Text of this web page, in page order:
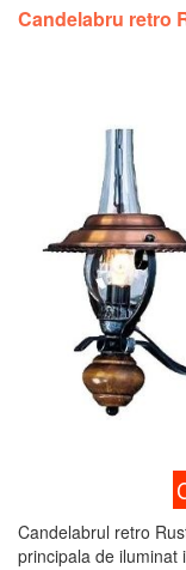
Candelabru retro
Candelabrul retro
principala de iluminat